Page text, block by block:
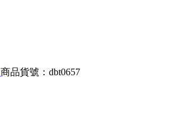
商品貨號：dbt0657